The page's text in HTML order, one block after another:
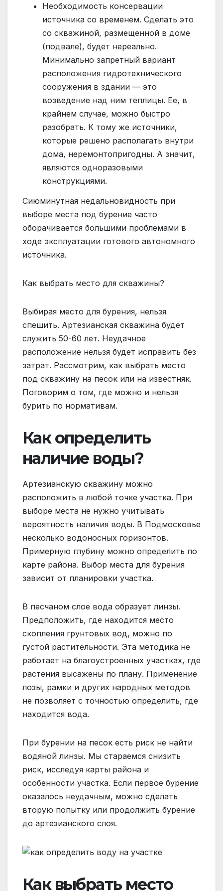
Необходимость консервации
источника со временем. Сделать это
со скважиной, размещенной в доме
(подвале), будет нереально.
Минимально запретный вариант
расположения гидротехнического
сооружения в здании — это
возведение над ним теплицы. Ее, в
крайнем случае, можно быстро
разобрать. К тому же источники,
которые решено располагать внутри
дома, неремонтопригодны. А значит,
являются одноразовыми
конструкциями.
Сиюминутная недальновидность при
выборе места под бурение часто
оборачивается большими проблемами в
ходе эксплуатации готового автономного
источника.
Как выбрать место для скважины?
Выбирая место для бурения, нельзя
спешить. Артезианская скважина будет
служить 50-60 лет. Неудачное
расположение нельзя будет исправить без
затрат. Рассмотрим, как выбрать место
под скважину на песок или на известняк.
Поговорим о том, где можно и нельзя
бурить по нормативам.
Как определить
наличие воды?
Артезианскую скважину можно
расположить в любой точке участка. При
выборе места не нужно учитывать
вероятность наличия воды. В Подмосковье
несколько водоносных горизонтов.
Примерную глубину можно определить по
карте района. Выбор места для бурения
зависит от планировки участка.
В песчаном слое вода образует линзы.
Предположить, где находится место
скопления грунтовых вод, можно по
густой растительности. Эта методика не
работает на благоустроенных участках, где
растения высажены по плану. Применение
лозы, рамки и других народных методов
не позволяет с точностью определить, где
находится вода.
При бурении на песок есть риск не найти
водяной линзы. Мы стараемся снизить
риск, исследуя карты района и
особенности участка. Если первое бурение
оказалось неудачным, можно сделать
вторую попытку или продолжить бурение
до артезианского слоя.
Как выбрать место